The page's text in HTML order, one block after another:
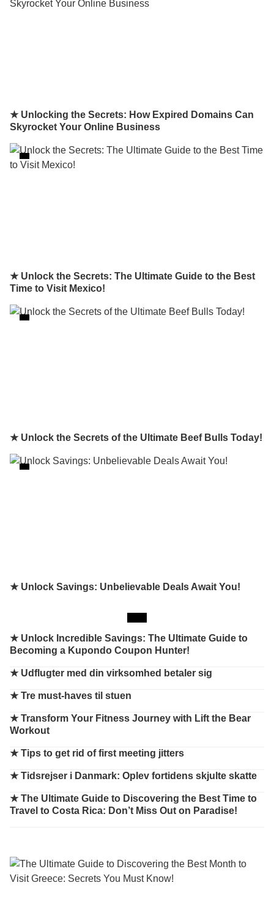
★ Unlocking the Secrets: How Expired Domains Can
Skyrocket Your Online Business
★ Unlock the Secrets: The Ultimate Guide to the Best
Time to Visit Mexico!
★ Unlock the Secrets of the Ultimate Beef Bulls Today!
★ Unlock Savings: Unbelievable Deals Await You!
★ Unlock Incredible Savings: The Ultimate Guide to
Becoming a Kupondo Coupon Hunter!
★ Udflugter med din virksomhed betaler sig
★Tre must-haves til stuen
★Transform Your Fitness Journey with Lift the Bear
Workout
★Tips to get rid of first meeting jitters
★Tidsrejser i Danmark: Oplev fortidens skjulte skatte
★The Ultimate Guide to Discovering the Best Time to
Travel to Costa Rica: Don’t Miss Out on Paradise!